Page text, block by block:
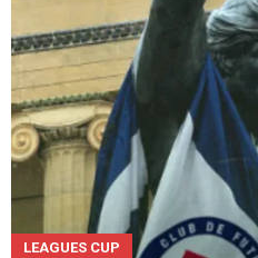
LEAGUES CUP